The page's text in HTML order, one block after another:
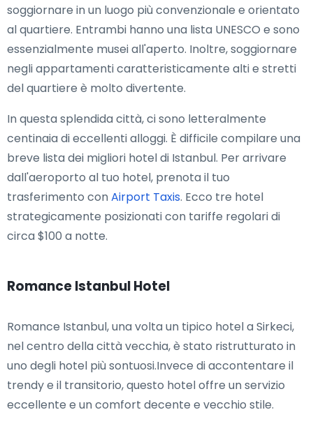
soggiornare in un luogo più convenzionale e orientato
al quartiere. Entrambi hanno una lista UNESCO e sono
essenzialmente musei all'aperto. Inoltre, soggiornare
negli appartamenti caratteristicamente alti e stretti
del quartiere è molto divertente.
In questa splendida città, ci sono letteralmente
centinaia di eccellenti alloggi. È difficile compilare una
breve lista dei migliori hotel di Istanbul. Per arrivare
dall'aeroporto al tuo hotel, prenota il tuo
trasferimento conAirport Taxis. Ecco tre hotel
strategicamente posizionati con tariffe regolari di
circa $100 a notte.
Romance Istanbul Hotel
Romance Istanbul, una volta un tipico hotel a Sirkeci,
nel centro della città vecchia, è stato ristrutturato in
uno degli hotel più sontuosi.Invece di accontentare il
trendy e il transitorio, questo hotel offre un servizio
eccellente e un comfort decente e vecchio stile.